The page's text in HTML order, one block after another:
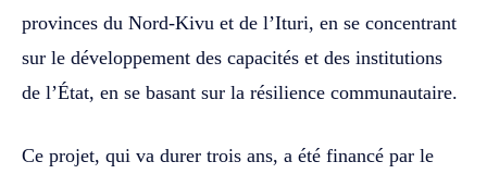
provinces du Nord-Kivu et de l’Ituri, en se concentrant
sur le développement des capacités et des institutions
de l’État, en se basant sur la résilience communautaire.
Ce projet, qui va durer trois ans, a été financé par le